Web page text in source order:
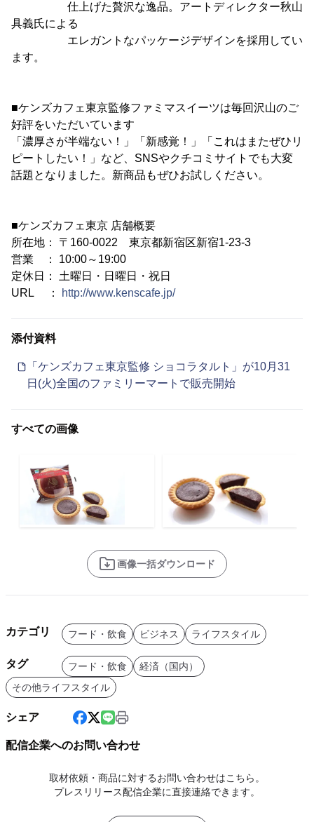
仕上げた贅沢な逸品。アートディレクター秋山
具義氏による
エレガントなパッケージデザインを採用してい
ます。
■ケンズカフェ東京監修ファミマスイーツは毎回沢山のご
好評をいただいています
「濃厚さが半端ない！」「新感覚！」「これはまたぜひリ
ピートしたい！」など、SNSやクチコミサイトでも大変
話題となりました。新商品もぜひお試しください。
■ケンズカフェ東京 店舗概要
所在地： 〒160-0022 東京都新宿区新宿1-23-3
営業 ： 10:00～19:00
定休日： 土曜日・日曜日・祝日
URL ：
http://www.kenscafe.jp/
添付資料
「ケンズカフェ東京監修 ショコラタルト」が10月31
日(火)全国のファミリーマートで販売開始
すべての画像
画像一括ダウンロード
カテゴリ フード・飲食 ビジネス ライフスタイル
タグ フード・飲食
経済（国内）
その他ライフスタイル
シェア
配信企業へのお問い合わせ
取材依頼・商品に対するお問い合わせはこちら。
プレスリリース配信企業に直接連絡できます。